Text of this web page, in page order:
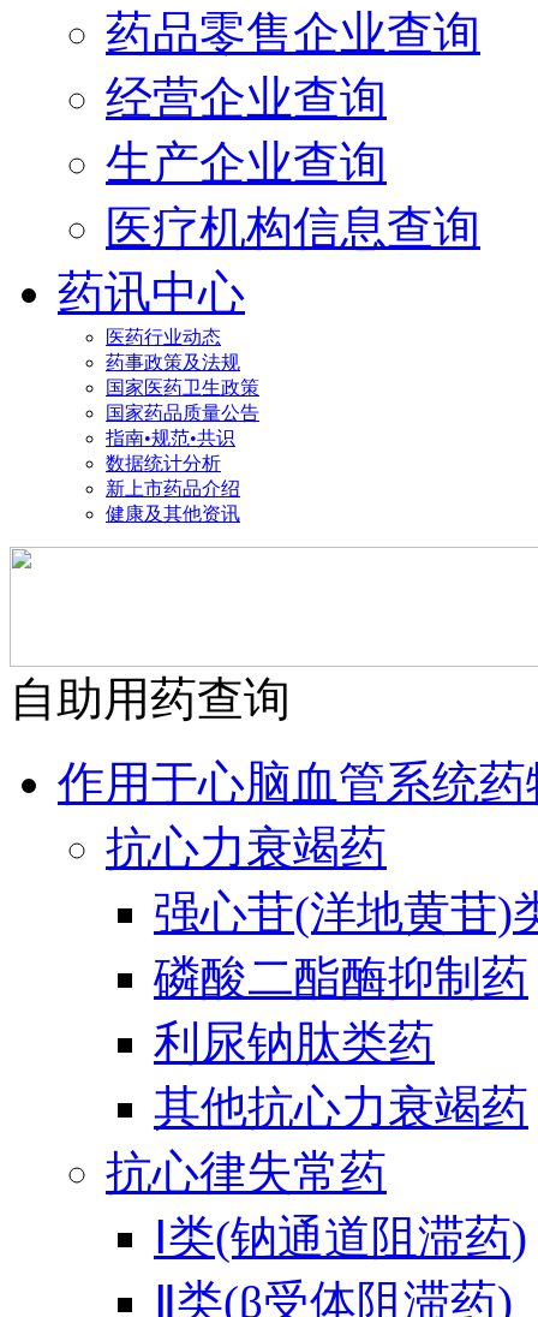
药品零售企业查询
经营企业查询
生产企业查询
医疗机构信息查询
药讯中心
医药行业动态
药事政策及法规
国家医药卫生政策
国家药品质量公告
指南•规范•共识
数据统计分析
新上市药品介绍
健康及其他资讯
自助用药查询
作用于心脑血管系统药
抗心力衰竭药
强心苷(洋地黄苷)
磷酸二酯酶抑制药
利尿钠肽类药
其他抗心力衰竭药
抗心律失常药
Ⅰ类(钠通道阻滞药)
Ⅱ类(β受体阻滞药)